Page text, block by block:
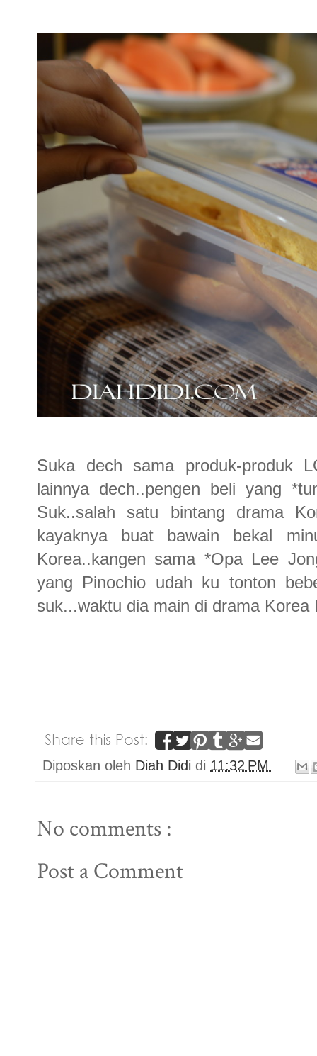
Suka dech sama produk-produk
lainnya dech..pengen beli yang
Suk..salah satu bintang drama
kayaknya buat bawain bekal
Korea..kangen sama *Opa Lee
yang Pinochio udah ku tonton
suk...waktu dia main di drama Korea
Diposkan oleh Diah Didi di 11:32 PM
No comments :
Post a Comment